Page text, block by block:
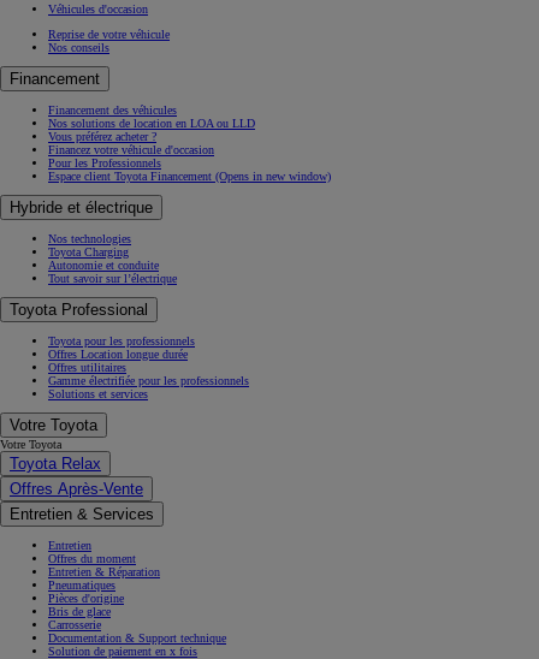
Véhicules d'occasion
Reprise de votre véhicule
Nos conseils
Financement
Financement des véhicules
Nos solutions de location en LOA ou LLD
Vous préférez acheter ?
Financez votre véhicule d'occasion
Pour les Professionnels
Espace client Toyota Financement (Opens in new window)
Hybride et électrique
Nos technologies
Toyota Charging
Autonomie et conduite
Tout savoir sur l’électrique
Toyota Professional
Toyota pour les professionnels
Offres Location longue durée
Offres utilitaires
Gamme électrifiée pour les professionnels
Solutions et services
Votre Toyota
Votre Toyota
Toyota Relax
Offres Après-Vente
Entretien & Services
Entretien
Offres du moment
Entretien & Réparation
Pneumatiques
Pièces d'origine
Bris de glace
Carrosserie
Documentation & Support technique
Solution de paiement en x fois